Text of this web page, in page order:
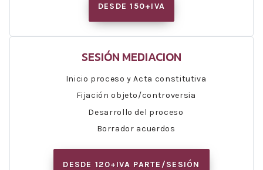
DESDE 150+IVA
SESIÓN MEDIACION
Inicio proceso y Acta constitutiva
Fijación objeto/controversia
Desarrollo del proceso
Borrador acuerdos
DESDE 120+IVA PARTE/SESIÓN